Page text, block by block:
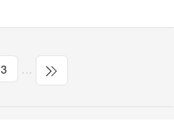
3 …